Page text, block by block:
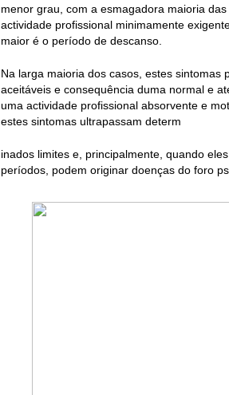
menor grau, com a esmagadora maioria
actividade profissional minimamente
maior é o período de descanso.
Na larga maioria dos casos, estes sintomas
aceitáveis e consequência duma normal e
uma actividade profissional absorvente e
estes sintomas ultrapassam determ
inados limites e, principalmente, quando
períodos, podem originar doenças do foro